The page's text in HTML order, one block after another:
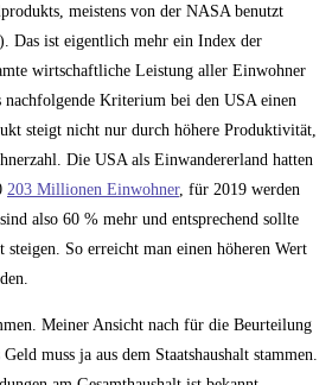
meistens von der NASA benutzt
Das ist eigentlich mehr ein Index der
wirtschaftliche Leistung aller Einwohner
nachfolgende Kriterium bei den USA einen
steigt nicht nur durch höhere Produktivität,
Die USA als Einwandererland hatten
203 Millionen Einwohner, für 2019 werden
also 60 % mehr und entsprechend sollte
steigen. So erreicht man einen höheren Wert
Meiner Ansicht nach für die Beurteilung
muss ja aus dem Staatshaushalt stammen.